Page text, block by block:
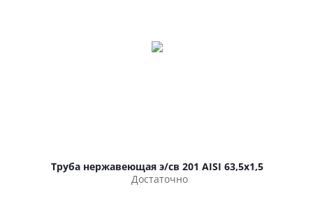
Труба нержавеющая э/св 201 AISI 63,5х1,5
Достаточно